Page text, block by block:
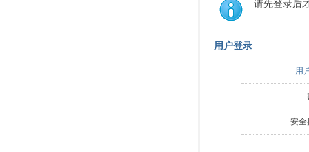
请先登录后
用户登录
用
安全